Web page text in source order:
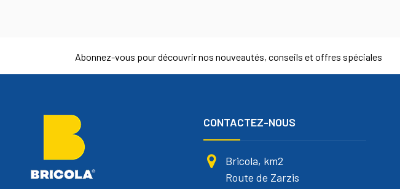
Abonnez-vous pour découvrir nos nouveautés, conseils et offres spéciales
CONTACTEZ-NOUS
Bricola, km2
Route de Zarzis